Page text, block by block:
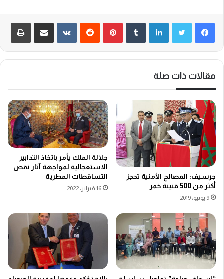
لينكدإن بينتيريست ‏VKontakte
مقالات ذات صلة
جرسيف: المصالح الأمنية تحجز
أکثر من 500 قنينة خمر
9 يونيو، 2019
جلالة الملك يأمر باتخاذ التدابير
الاستعجالية لمواجهة آثار نقص
التساقطات المطرية
16 فبراير، 2022